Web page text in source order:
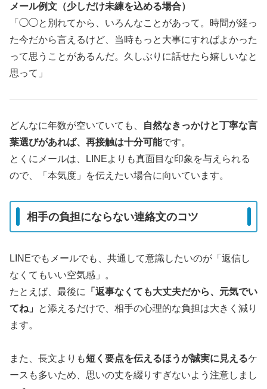
メール例文（少しだけ未練を込める場合）
「◯◯と別れてから、いろんなことがあって。時間が経っ
た今だから言えるけど、当時もっと大事にすればよかった
って思うことがあるんだ。久しぶりに話せたら嬉しいなと
思って」
どんなに年数が空いていても、
自然なきっかけと丁寧な言
葉選びがあれば、再接触は十分可能です。
とくにメールは、LINEよりも真面目な印象を与えられる
ので、「本気度」を伝えたい場合に向いています。
相手の負担にならない連絡文のコツ
LINEでもメールでも、共通して意識したいのが「返信し
なくてもいい空気感」。
たとえば、最後に
「返事なくても大丈夫だから、元気でい
てね」
と添えるだけで、相手の心理的な負担は大きく減り
ます。
また、長文よりも短く要点を伝えるほうが誠実に見えるケ
ースも多いため、思いの丈を綴りすぎないよう注意しまし